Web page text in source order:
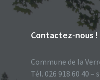
Contactez-nous !
Commune de la
Tél. 026 918 60 40